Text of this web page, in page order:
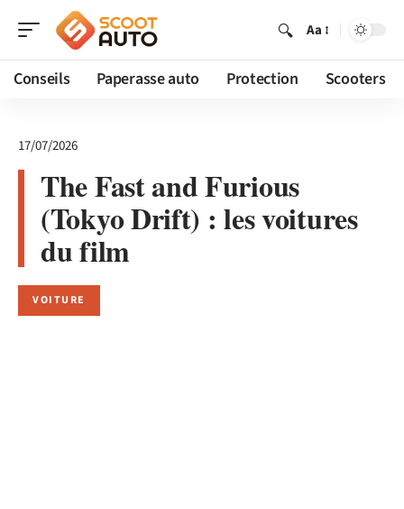
Aa
Conseils Paperasse auto Protection Scooters
17/07/2026
The Fast and Furious
(Tokyo Drift) : les voitures
du film
VOITURE